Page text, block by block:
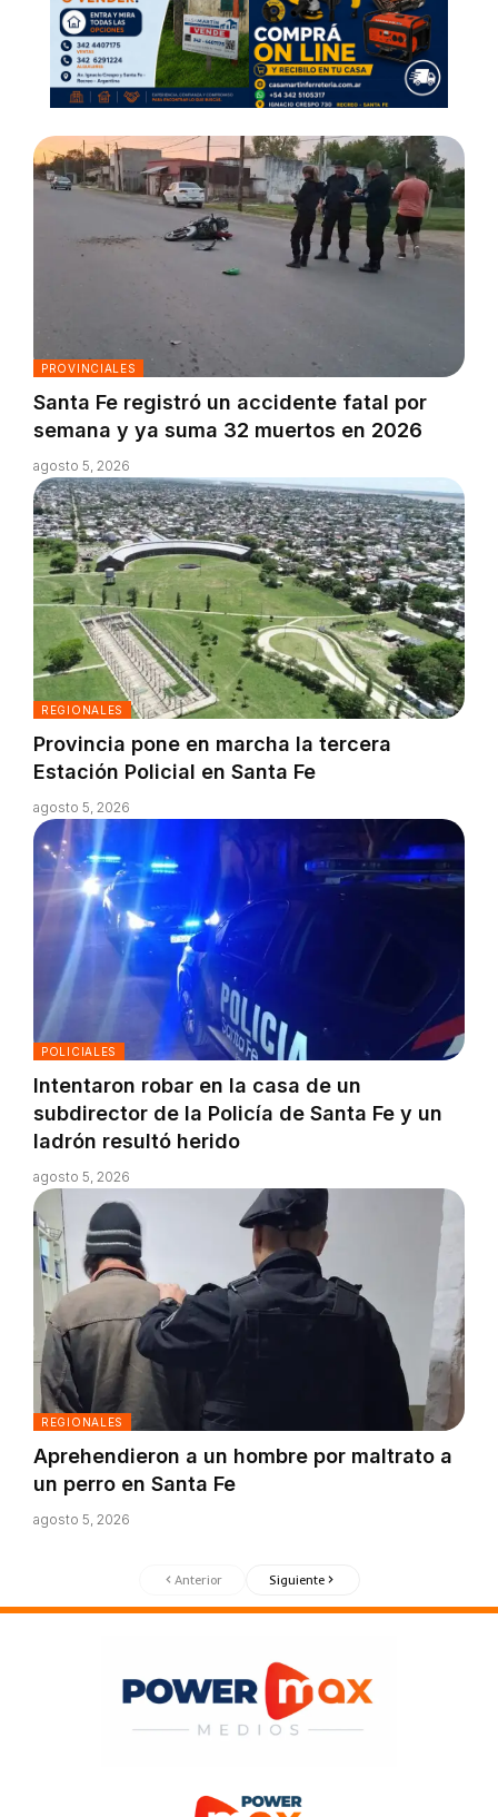
PROVINCIALES
Santa Fe registró un accidente fatal por
semana y ya suma 32 muertos en 2026
agosto 5, 2026
REGIONALES
Provincia pone en marcha la tercera
Estación Policial en Santa Fe
agosto 5, 2026
POLICIALES
Intentaron robar en la casa de un
subdirector de la Policía de Santa Fe y un
ladrón resultó herido
agosto 5, 2026
REGIONALES
Aprehendieron a un hombre por maltrato a
un perro en Santa Fe
agosto 5, 2026
Anterior Siguiente